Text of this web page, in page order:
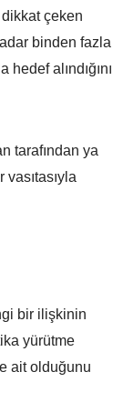
çeken
binden fazla
hedef alındığını
tarafından ya
vasıtasıyla
bir ilişkinin
yürütme
ait olduğunu